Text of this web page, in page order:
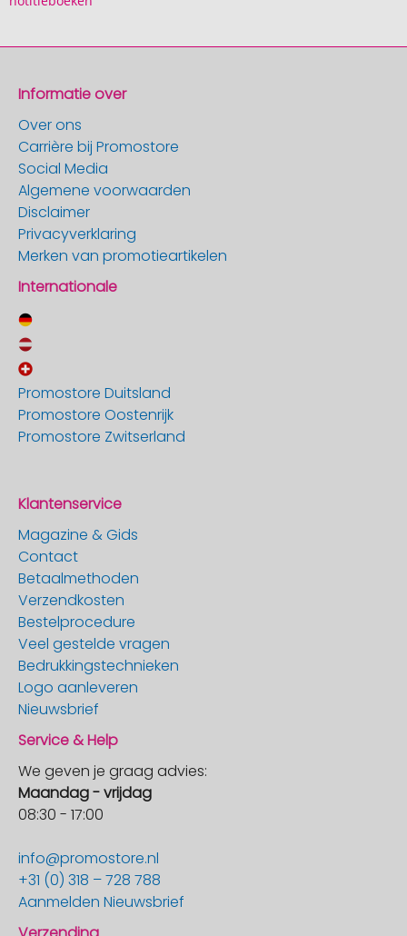
Informatie over
Over ons
Carrière bij Promostore
Social Media
Algemene voorwaarden
Disclaimer
Privacyverklaring
Merken van promotieartikelen
Internationale
Promostore Duitsland
Promostore Oostenrijk
Promostore Zwitserland
Klantenservice
Magazine & Gids
Contact
Betaalmethoden
Verzendkosten
Bestelprocedure
Veel gestelde vragen
Bedrukkingstechnieken
Logo aanleveren
Nieuwsbrief
Service & Help
We geven je graag advies:
Maandag - vrijdag
08:30 - 17:00
info@promostore.nl
+31 (0) 318 – 728 788
Aanmelden Nieuwsbrief